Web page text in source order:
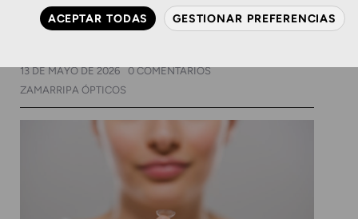
cansada cabe en la punta
13 DE MAYO DE 2026
0 COMENTARIOS
ZAMARRIPA ÓPTICOS
ACEPTAR TODAS GESTIONAR PREFERENCIAS